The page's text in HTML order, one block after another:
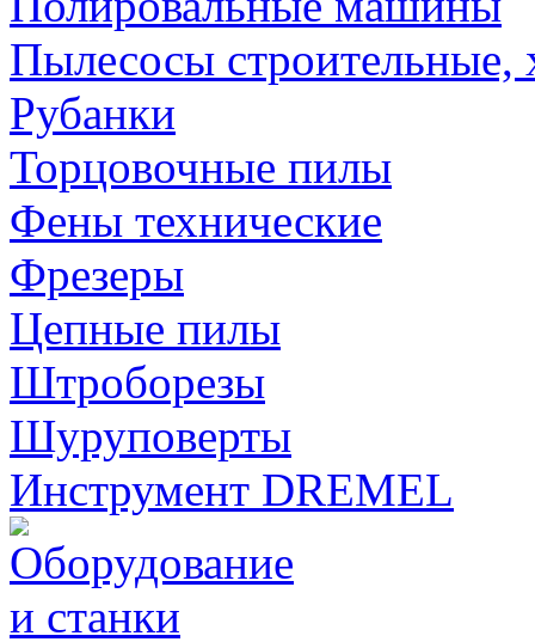
Пылесосы строительные,
Рубанки
Торцовочные пилы
Фены технические
Фрезеры
Цепные пилы
Штроборезы
Шуруповерты
Инструмент DREMEL